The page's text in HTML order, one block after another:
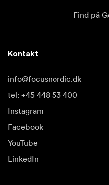
Find på
Kontakt
info@focusnordic.dk
tel: +45 448 53 400
Instagram
Facebook
YouTube
LinkedIn